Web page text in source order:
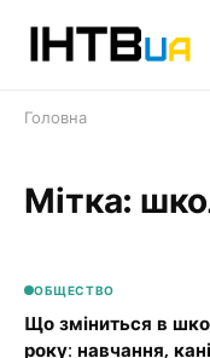
Головна
Мітка:
ОБЩЕСТВО
Що зміниться в
року: навчання,